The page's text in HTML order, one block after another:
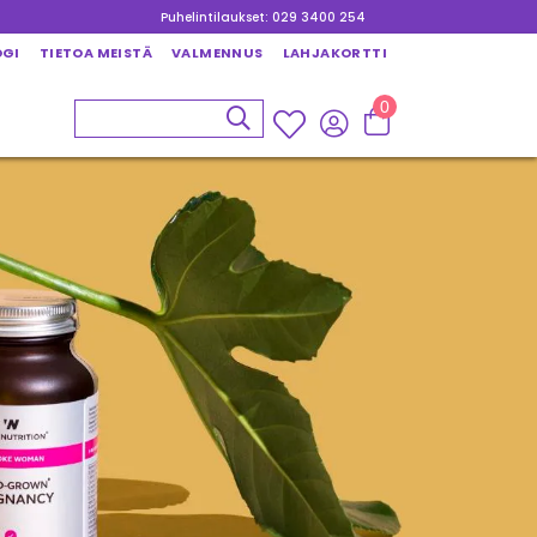
Puhelintilaukset: 029 3400 254
TIETOA MEISTÄ VALMENNUS LAHJAKORTTI
0